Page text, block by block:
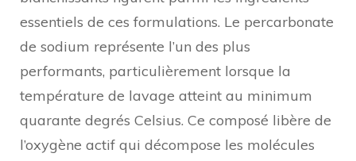
essentiels de ces formulations. Le percarbonate
de sodium représente l’un des plus
performants, particulièrement lorsque la
température de lavage atteint au minimum
quarante degrés Celsius. Ce composé libère de
l’oxygène actif qui décompose les molécules